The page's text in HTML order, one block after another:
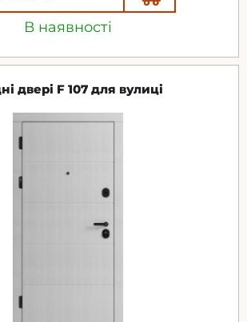
В наявності
двері F 107 для вулиці